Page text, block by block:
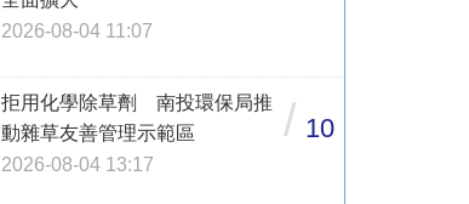
2026-08-04 11:07
拒用化學除草劑 南投環保局推
動雜草友善管理示範區
2026-08-04 13:17
/ 10